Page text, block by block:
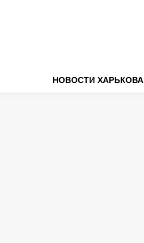
НОВОСТИ ХАРЬКОВА